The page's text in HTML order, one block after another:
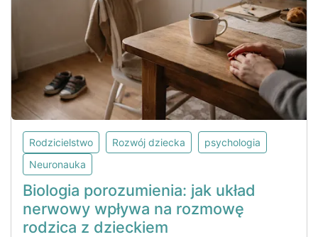
Rodzicielstwo Rozwój dziecka
psychologia
Neuronauka
Biologia porozumienia: jak układ
nerwowy wpływa na rozmowę
rodzica z dzieckiem